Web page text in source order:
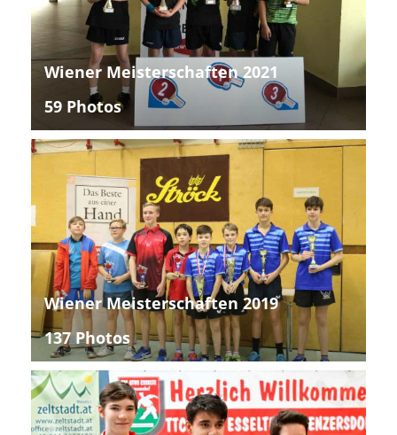
Wiener Meisterschaften 2021
59 Photos
Wiener Meisterschaften 2019
137 Photos